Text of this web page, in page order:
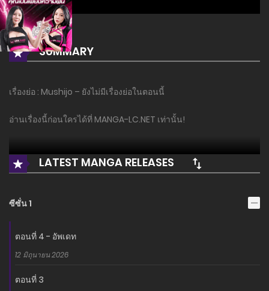
SUMMARY
เรื่องย่อ : Mushijo – ยังไม่มีเรื่องย่อในตอนนี้
อ่านเรื่องนี้ก่อนใครได้ที่ MANGA-LC.NET เท่านั้น!
LATEST MANGA RELEASES
ซีซั่น 1
ตอนที่ 4 - อัพเดท
12 มิถุนายน 2026
ตอนที่ 3